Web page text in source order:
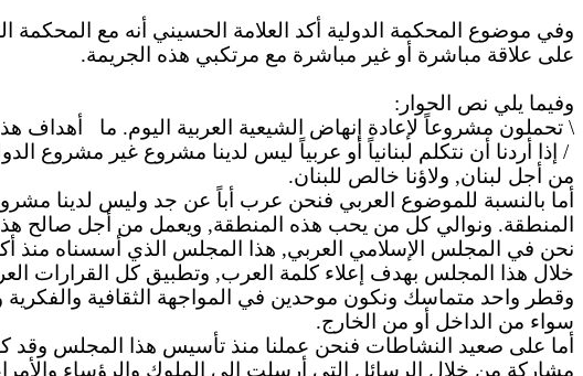
وفي موضوع المحكمة الدولية أكد العلامة الحسيني أنه مع المحكمة
على علاقة مباشرة أو غير مباشرة مع مرتكبي هذه الجريمة.
وفيما يلي نص الحوار:
\ تحملون مشروعاً لإعادة إنهاض الشيعية العربية اليوم. ما أهداف
/ إذا أردنا أن نتكلم لبنانياً أو عربياً ليس لدينا مشروع غير مشروع
من أجل لبنان, ولاؤنا خالص للبنان.
أما بالنسبة للموضوع العربي فنحن عرب أباً عن جد وليس لدينا
المنطقة. ونوالي كل من يحب هذه المنطقة, ويعمل من أجل صالح
نحن في المجلس الإسلامي العربي, هذا المجلس الذي أسسناه منذ
خلال هذا المجلس بهدف إعلاء كلمة العرب, وتطبيق كل القرارات
وقطر واحد متماسك ونكون موحدين في المواجهة الثقافية
سواء من الداخل أو من الخارج.
أما على صعيد النشاطات فنحن عملنا منذ تأسيس هذا المجلس وقد
مشاركة من خلال الرسائل التي أرسلت إلى الملوك والرؤساء